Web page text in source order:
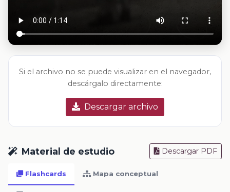
Si el archivo no se puede visualizar en el navegador,
descárgalo directamente:
Descargar archivo
Material de estudio Descargar PDF
Flashcards Mapa conceptual